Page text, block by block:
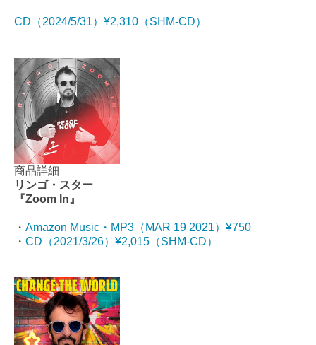
CD（2024/5/31）¥2,310（SHM-CD）
商品詳細
リンゴ・スター
『Zoom In』
・ Amazon Music・MP3（MAR 19 2021）¥750
・ CD（2021/3/26）¥2,015（SHM-CD）